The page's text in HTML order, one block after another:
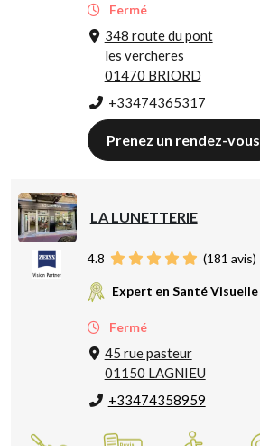
Fermé
348 route du pont
les vercheres
01470 BRIORD
+33474365317
Prenez un rendez-vous
LA LUNETTERIE
4.8 (181 avis)
Expert en Santé Visuelle
Fermé
45 rue pasteur
01150 LAGNIEU
+33474358959